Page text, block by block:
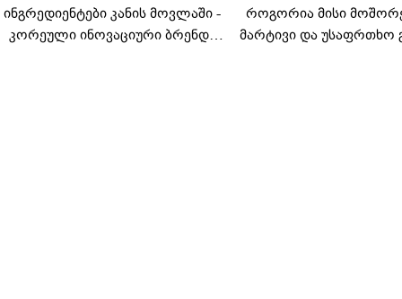
ინგრედიენტები კანის მოვლაში -
კორეული ინოვაციური ბრენდი
როგორია მისი
მარტივი და უსაფრთხო